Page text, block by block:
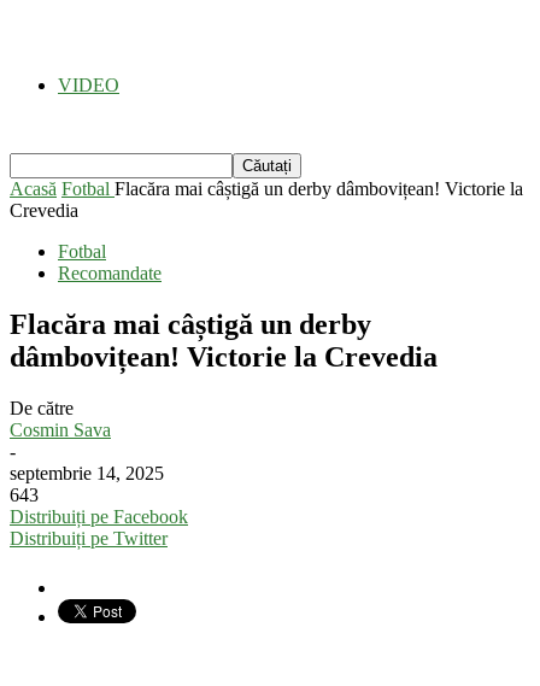
VIDEO
Acasă Fotbal Flacăra mai câștigă un derby dâmbovițean! Victorie la
Crevedia
Fotbal
Recomandate
Flacăra mai câștigă un derby
dâmbovițean! Victorie la Crevedia
De către
Cosmin Sava
-
septembrie 14, 2025
643
Distribuiți pe Facebook
Distribuiți pe Twitter